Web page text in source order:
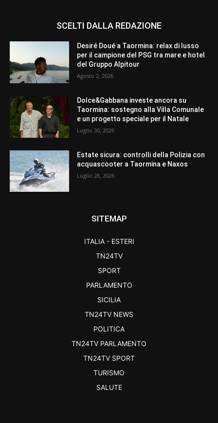
SCELTI DALLA REDAZIONE
Desiré Doué a Taormina: relax di lusso
per il campione del PSG tra mare e hotel
del Gruppo Alpitour
Agosto 2, 2026
Dolce&Gabbana investe ancora su
Taormina: sostegno alla Villa Comunale
e un progetto speciale per il Natale
Luglio 30, 2026
Estate sicura: controlli della Polizia con
acquascooter a Taormina e Naxos
Luglio 28, 2026
SITEMAP
ITALIA - ESTERI
TN24TV
SPORT
PARLAMENTO
SICILIA
TN24TV NEWS
POLITICA
TN24TV PARLAMENTO
TN24TV SPORT
TURISMO
SALUTE